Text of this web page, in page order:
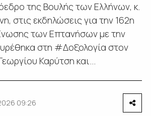
της Βουλής των Ελλήνων, κ.
στις εκδηλώσεις για την 162η
των Επτανήσων με την
στη #Δοξολογία στον
Καρύτση και...
09:26